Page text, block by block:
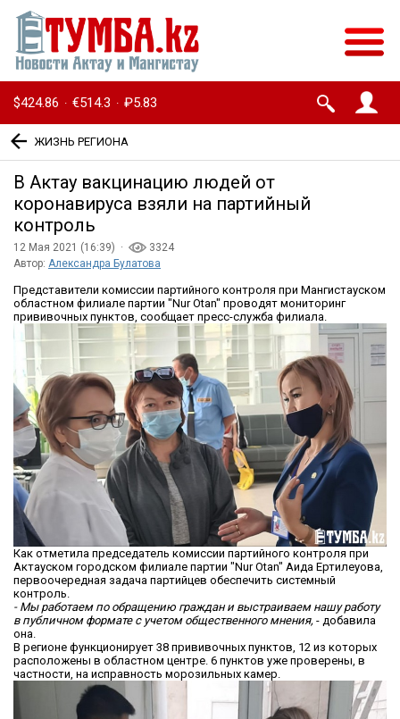
$424.86 · €514.3 · ₽5.83
ЖИЗНЬ РЕГИОНА
В Актау вакцинацию людей от
коронавируса взяли на партийный
контроль
12 Мая 2021 (16:39) ·
3324
Автор: Александра Булатова
Представители комиссии партийного контроля при Мангистауском
областном филиале партии "Nur Otan" проводят мониторинг
прививочных пунктов, сообщает пресс-служба филиала.
Как отметила председатель комиссии партийного контроля при
Актауском городском филиале партии "Nur Otan" Аида Ертилеуова,
первоочередная задача партийцев обеспечить системный
контроль.
- Мы работаем по обращению граждан и выстраиваем нашу работу
в публичном формате с учетом общественного мнения, - добавила
она.
В регионе функционирует 38 прививочных пунктов, 12 из которых
расположены в областном центре. 6 пунктов уже проверены, в
частности, на исправность морозильных камер.